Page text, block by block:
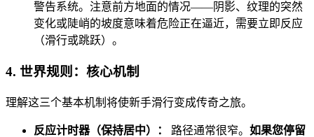
警告系统。注意前方地面的情况——阴影、纹理的突然
变化或陡峭的坡度意味着危险正在逼近，需要立即反应
（滑行或跳跃）。
4. 世界规则：核心机制
理解这三个基本机制将使新手滑行变成传奇之旅。
反应计时器（保持居中）： 路径通常很窄。 如果您停留